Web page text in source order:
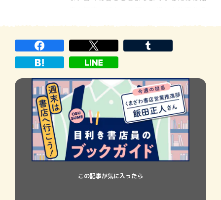
ぼ半減、2023年には614店と１日１店舗以
上が閉店し、一方で新規開店は92店と３
この記事が気に入ったら